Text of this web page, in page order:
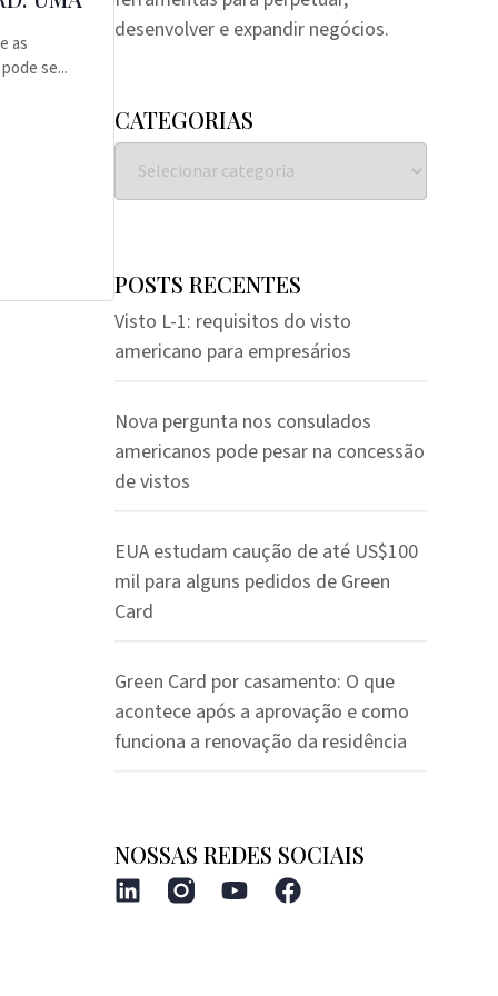
as
se...
desenvolver e expandir negócios.
CATEGORIAS
POSTS RECENTES
Visto L-1: requisitos do visto
americano para empresários
Nova pergunta nos consulados
americanos pode pesar na concessão
de vistos
EUA estudam caução de até US$100
mil para alguns pedidos de Green
Card
Green Card por casamento: O que
acontece após a aprovação e como
funciona a renovação da residência
NOSSAS REDES SOCIAIS